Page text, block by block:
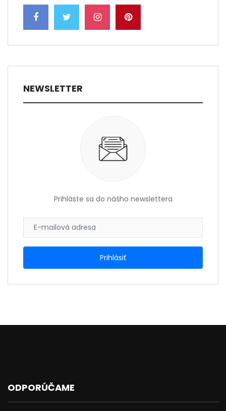
NEWSLETTER
Prihláste sa do nášho newslettera
ODPORÚČAME